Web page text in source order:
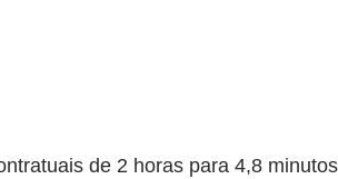
de 2 horas para 4,8 minutos